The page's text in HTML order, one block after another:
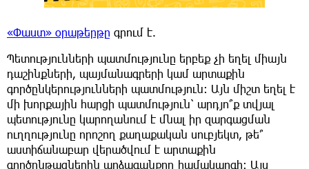
«Փաստ» օրաթերթը գրում է.
Պետությունների պատմությունը երբեք չի եղել միայն
դաշինքների, պայմանագրերի կամ արտաքին
գործընկերությունների պատմություն։ Այն միշտ եղել է
մի խորքային հարցի պատմություն՝ արդյո՞ք տվյալ
պետությունը կարողանում է մնալ իր զարգացման
ուղղությունը որոշող քաղաքական սուբյեկտ, թե՞
աստիճանաբար վերածվում է արտաքին
գործընթացներին արձագանքող համակարգի։ Այս